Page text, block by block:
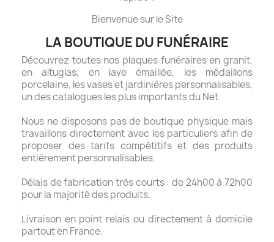
Bienvenue sur le Site
LA BOUTIQUE DU FUNÉRAIRE
Découvrez toutes nos plaques funéraires en granit,
en altuglas, en lave émaillée, les médaillons
porcelaine, les vases et jardinières personnalisables,
un des catalogues les plus importants du Net.
Nous ne disposons pas de boutique physique mais
travaillons directement avec les particuliers afin de
proposer des tarifs compétitifs et des produits
entièrement personnalisables.
Délais de fabrication très courts : de 24h00 à 72h00
pour la majorité des produits.
Livraison en point relais ou directement à domicile
partout en France.